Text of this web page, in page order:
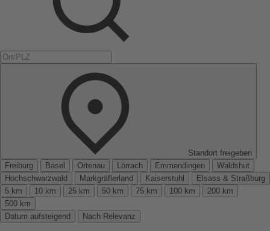
Standort freigeben
Freiburg
Basel Ortenau Lörrach Emmendingen
Waldshut
Hochschwarzwald
Markgräflerland Kaiserstuhl
Elsass & Straßburg
5 km
10 km 25 km 50 km 75 km 100 km
200 km
500 km
Datum aufsteigend
Nach Relevanz